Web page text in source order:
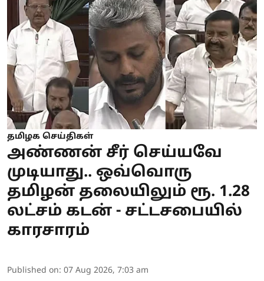
தமிழக செய்திகள்
அண்ணன் சீர் செய்யவே
முடியாது.. ஒவ்வொரு
தமிழன் தலையிலும் ரூ. 1.28
லட்சம் கடன் - சட்டசபையில்
காரசாரம்
Published on: 07 Aug 2026, 7:03 am